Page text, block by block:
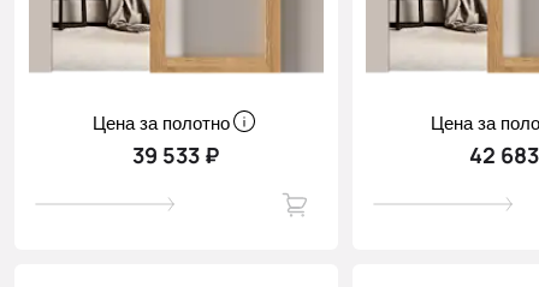
Цена за полотно
39 533 ₽
Цена за
42